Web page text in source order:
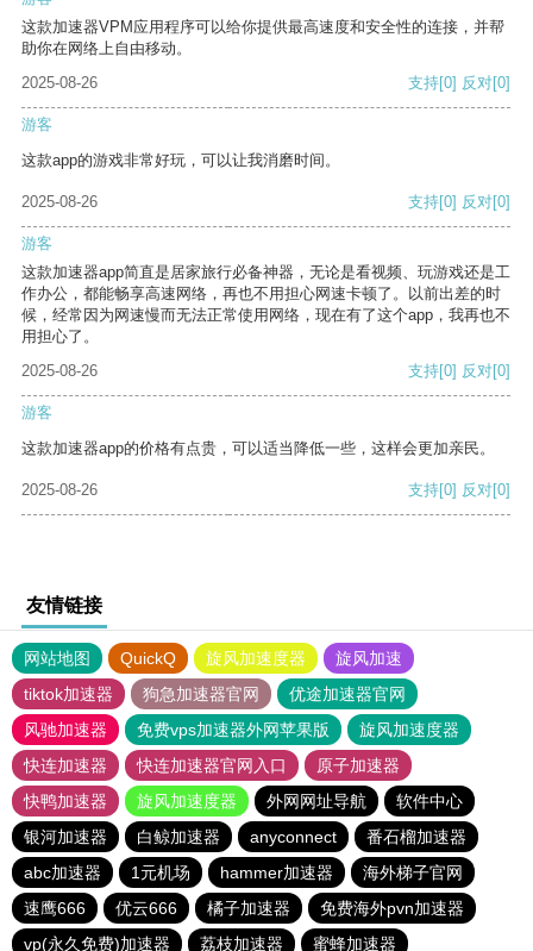
这款加速器VPM应用程序可以给你提供最高速度和安全性的连接，并帮
助你在网络上自由移动。
2025-08-26
支持[0] 反对[0]
游客
这款app的游戏非常好玩，可以让我消磨时间。
2025-08-26 支持[0] 反对[0]
游客
这款加速器app简直是居家旅行必备神器，无论是看视频、玩游戏还是工
作办公，都能畅享高速网络，再也不用担心网速卡顿了。以前出差的时
候，经常因为网速慢而无法正常使用网络，现在有了这个app，我再也不
用担心了。
2025-08-26
支持[0] 反对[0]
游客
这款加速器app的价格有点贵，可以适当降低一些，这样会更加亲民。
2025-08-26 支持[0] 反对[0]
友情链接
网站地图 QuickQ 旋风加速度器
旋风加速
tiktok加速器
狗急加速器官网
优途加速器官网
风驰加速器
免费vps加速器外网苹果版
旋风加速度器
快连加速器
快连加速器官网入口
原子加速器
快鸭加速器
旋风加速度器 外网网址导航
软件中心
银河加速器
白鲸加速器 anyconnect
番石榴加速器
abc加速器
1元机场 hammer加速器
海外梯子官网
速鹰666
优云666 橘子加速器
免费海外pvn加速器
vp(永久免费)加速器
荔枝加速器 蜜蜂加速器